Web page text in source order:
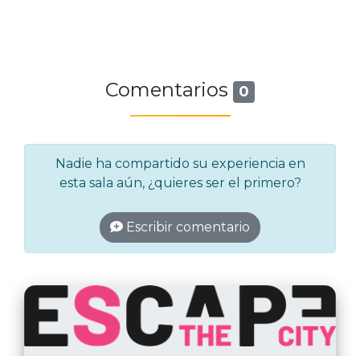
Comentarios 0
Nadie ha compartido su experiencia en
esta sala aún, ¿quieres ser el primero?
Escribir comentario